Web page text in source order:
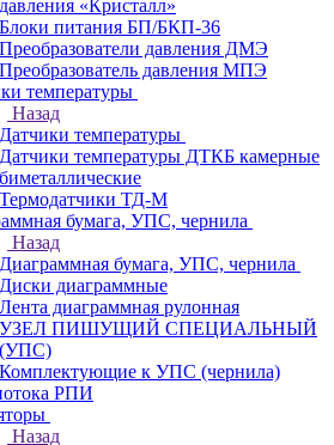
давления «Кристалл»
Блоки питания БП/БКП-36
Преобразователи давления ДМЭ
Преобразователь давления МПЭ
температуры
Назад
Датчики температуры
Датчики температуры ДТКБ камерные
биметаллические
Термодатчики ТД-М
бумага, УПС, чернила
Назад
Диаграммная бумага, УПС, чернила
Диски диаграммные
Лента диаграммная рулонная
УЗЕЛ ПИШУЩИЙ СПЕЦИАЛЬНЫЙ
(УПС)
Комплектующие к УПС (чернила)
РПИ
Назад